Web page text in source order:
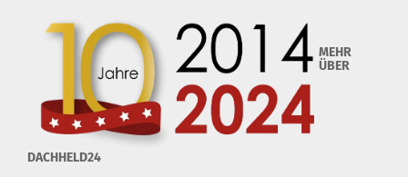
MEHR
ÜBER
DACHHELD24